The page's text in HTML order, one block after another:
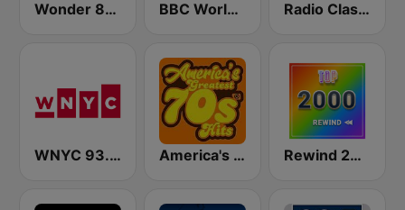
Wonder 80's BBC World Service Radio Classic Rock
WNYC 93.9 FM America's Greatest 70s Hits Rewind 2000's